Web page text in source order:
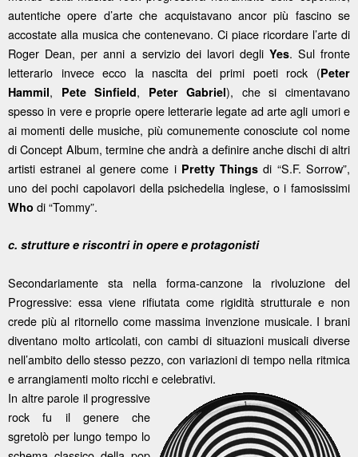
autentiche opere d’arte che acquistavano ancor più fascino se
accostate alla musica che contenevano. Ci piace ricordare l’arte di
Roger Dean, per anni a servizio dei lavori degli Yes. Sul fronte
letterario invece ecco la nascita dei primi poeti rock (Peter
Hammil, Pete Sinfield, Peter Gabriel), che si cimentavano
spesso in vere e proprie opere letterarie legate ad arte agli umori e
ai momenti delle musiche, più comunemente conosciute col nome
di Concept Album, termine che andrà a definire anche dischi di altri
artisti estranei al genere come i Pretty Things di “S.F. Sorrow”,
uno dei pochi capolavori della psichedelia inglese, o i famosissimi
Who di “Tommy”.
c. strutture e riscontri in opere e protagonisti
Secondariamente sta nella forma-canzone la rivoluzione del
Progressive: essa viene rifiutata come rigidità strutturale e non
crede più al ritornello come massima invenzione musicale. I brani
diventano molto articolati, con cambi di situazioni musicali diverse
nell’ambito dello stesso pezzo, con variazioni di tempo nella ritmica
e arrangiamenti molto ricchi e celebrativi.
In altre parole il progressive
rock fu il genere che
sgretolò per lungo tempo lo